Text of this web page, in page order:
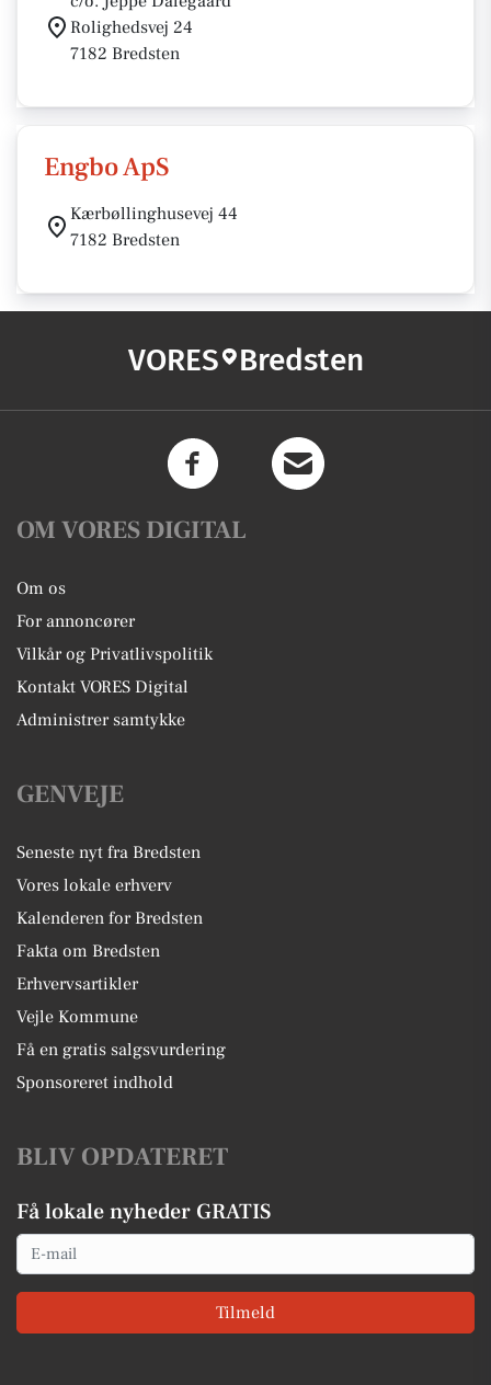
Rolighedsvej 24
7182 Bredsten
Engbo ApS
Kærbøllinghusevej 44
7182 Bredsten
VORES Bredsten
OM VORES DIGITAL
Om os
For annoncører
Vilkår og Privatlivspolitik
Kontakt VORES Digital
Administrer samtykke
GENVEJE
Seneste nyt fra Bredsten
Vores lokale erhverv
Kalenderen for Bredsten
Fakta om Bredsten
Erhvervsartikler
Vejle Kommune
Få en gratis salgsvurdering
Sponsoreret indhold
BLIV OPDATERET
Få lokale nyheder GRATIS
Email
Tilmeld